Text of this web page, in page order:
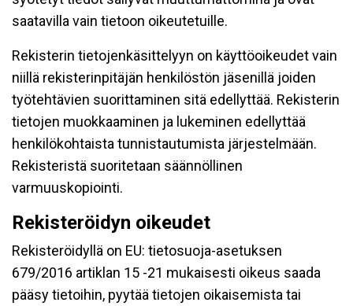
saatavilla vain tietoon oikeutetuille.
Rekisterin tietojenkäsittelyyn on käyttöoikeudet vain
niillä rekisterinpitäjän henkilöstön jäsenillä joiden
työtehtävien suorittaminen sitä edellyttää. Rekisterin
tietojen muokkaaminen ja lukeminen edellyttää
henkilökohtaista tunnistautumista järjestelmään.
Rekisteristä suoritetaan säännöllinen
varmuuskopiointi.
Rekisteröidyn oikeudet
Rekisteröidyllä on EU: tietosuoja-asetuksen
679/2016 artiklan 15 -21 mukaisesti oikeus saada
pääsy tietoihin, pyytää tietojen oikaisemista tai